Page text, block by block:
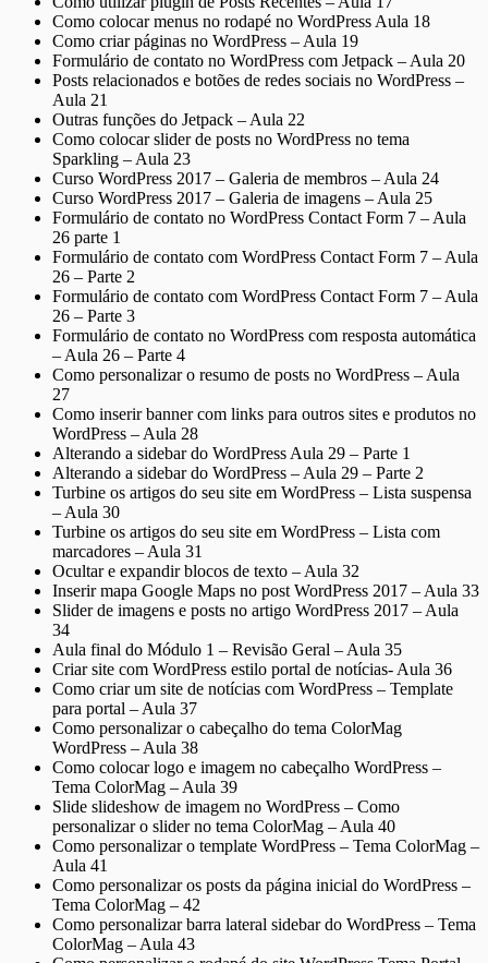
Como colocar menus no rodapé no WordPress Aula 18
Como criar páginas no WordPress – Aula 19
Formulário de contato no WordPress com Jetpack – Aula 20
Posts relacionados e botões de redes sociais no WordPress –
Aula 21
Outras funções do Jetpack – Aula 22
Como colocar slider de posts no WordPress no tema
Sparkling – Aula 23
Curso WordPress 2017 – Galeria de membros – Aula 24
Curso WordPress 2017 – Galeria de imagens – Aula 25
Formulário de contato no WordPress Contact Form 7 – Aula
26 parte 1
Formulário de contato com WordPress Contact Form 7 – Aula
26 – Parte 2
Formulário de contato com WordPress Contact Form 7 – Aula
26 – Parte 3
Formulário de contato no WordPress com resposta automática
– Aula 26 – Parte 4
Como personalizar o resumo de posts no WordPress – Aula
27
Como inserir banner com links para outros sites e produtos no
WordPress – Aula 28
Alterando a sidebar do WordPress Aula 29 – Parte 1
Alterando a sidebar do WordPress – Aula 29 – Parte 2
Turbine os artigos do seu site em WordPress – Lista suspensa
– Aula 30
Turbine os artigos do seu site em WordPress – Lista com
marcadores – Aula 31
Ocultar e expandir blocos de texto – Aula 32
Inserir mapa Google Maps no post WordPress 2017 – Aula 33
Slider de imagens e posts no artigo WordPress 2017 – Aula
34
Aula final do Módulo 1 – Revisão Geral – Aula 35
Criar site com WordPress estilo portal de notícias- Aula 36
Como criar um site de notícias com WordPress – Template
para portal – Aula 37
Como personalizar o cabeçalho do tema ColorMag
WordPress – Aula 38
Como colocar logo e imagem no cabeçalho WordPress –
Tema ColorMag – Aula 39
Slide slideshow de imagem no WordPress – Como
personalizar o slider no tema ColorMag – Aula 40
Como personalizar o template WordPress – Tema ColorMag –
Aula 41
Como personalizar os posts da página inicial do WordPress –
Tema ColorMag – 42
Como personalizar barra lateral sidebar do WordPress – Tema
ColorMag – Aula 43